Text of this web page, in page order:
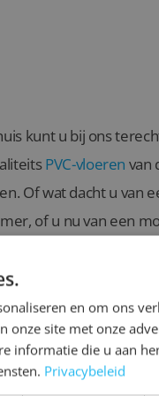
kunt u bij ons
PVC-vloeren van
Of wat dacht u van
of u nu van een
waardoor de vloer bij
opbergoplossing die de
van vloer tot plafond
en om ons
onze site met onze
informatie die u aan
Privacybeleid